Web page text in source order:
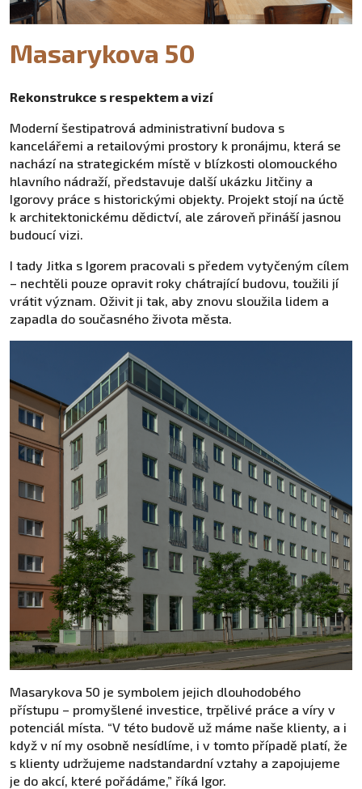
Masarykova 50
Rekonstrukce s respektem a vizí
Moderní šestipatrová administrativní budova s
kancelářemi a retailovými prostory k pronájmu, která se
nachází na strategickém místě v blízkosti olomouckého
hlavního nádraží, představuje další ukázku Jitčiny a
Igorovy práce s historickými objekty. Projekt stojí na úctě
k architektonickému dědictví, ale zároveň přináší jasnou
budoucí vizi.
I tady Jitka s Igorem pracovali s předem vytyčeným cílem
– nechtěli pouze opravit roky chátrající budovu, toužili jí
vrátit význam. Oživit ji tak, aby znovu sloužila lidem a
zapadla do současného života města.
Masarykova 50 je symbolem jejich dlouhodobého
přístupu – promyšlené investice, trpělivé práce a víry v
potenciál místa. “V této budově už máme naše klienty, a i
když v ní my osobně nesídlíme, i v tomto případě platí, že
s klienty udržujeme nadstandardní vztahy a zapojujeme
je do akcí, které pořádáme,” říká Igor.